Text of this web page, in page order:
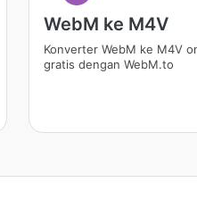
WebM ke M4V
Konverter WebM ke M4V
gratis dengan WebM.to